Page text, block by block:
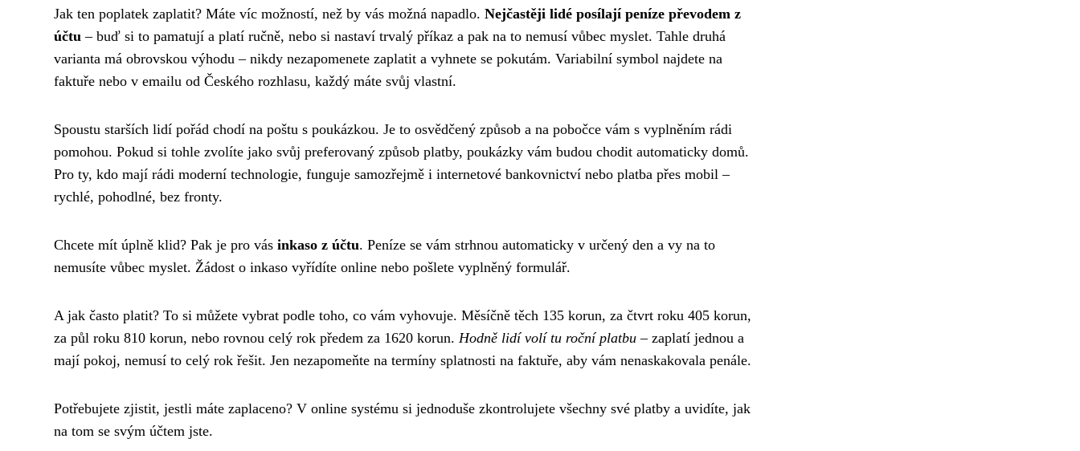
Jak ten poplatek zaplatit? Máte víc možností, než by vás možná napadlo. Nejčastěji lidé posílají peníze převodem z
účtu – buď si to pamatují a platí ručně, nebo si nastaví trvalý příkaz a pak na to nemusí vůbec myslet. Tahle druhá
varianta má obrovskou výhodu – nikdy nezapomenete zaplatit a vyhnete se pokutám. Variabilní symbol najdete na
faktuře nebo v emailu od Českého rozhlasu, každý máte svůj vlastní.
Spoustu starších lidí pořád chodí na poštu s poukázkou. Je to osvědčený způsob a na pobočce vám s vyplněním rádi
pomohou. Pokud si tohle zvolíte jako svůj preferovaný způsob platby, poukázky vám budou chodit automaticky domů.
Pro ty, kdo mají rádi moderní technologie, funguje samozřejmě i internetové bankovnictví nebo platba přes mobil –
rychlé, pohodlné, bez fronty.
Chcete mít úplně klid? Pak je pro vás inkaso z účtu. Peníze se vám strhnou automaticky v určený den a vy na to
nemusíte vůbec myslet. Žádost o inkaso vyřídíte online nebo pošlete vyplněný formulář.
A jak často platit? To si můžete vybrat podle toho, co vám vyhovuje. Měsíčně těch 135 korun, za čtvrt roku 405 korun,
za půl roku 810 korun, nebo rovnou celý rok předem za 1620 korun. Hodně lidí volí tu roční platbu – zaplatí jednou a
mají pokoj, nemusí to celý rok řešit. Jen nezapomeňte na termíny splatnosti na faktuře, aby vám nenaskakovala penále.
Potřebujete zjistit, jestli máte zaplaceno? V online systému si jednoduše zkontrolujete všechny své platby a uvidíte, jak
na tom se svým účtem jste.